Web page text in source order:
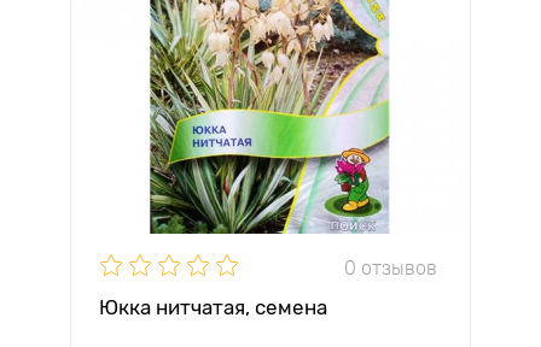
0 отзывов
Юкка нитчатая, семена